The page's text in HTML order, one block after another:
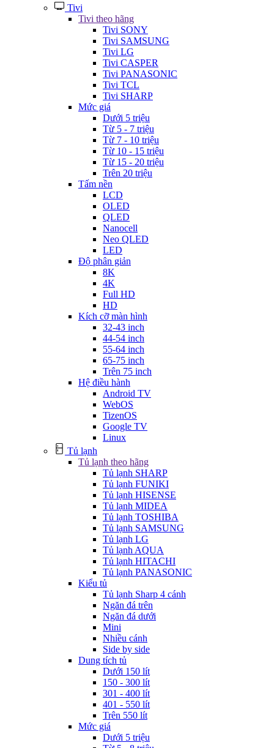
Tivi
Tivi theo hãng
Tivi SONY
Tivi SAMSUNG
Tivi LG
Tivi CASPER
Tivi PANASONIC
Tivi TCL
Tivi SHARP
Mức giá
Dưới 5 triệu
Từ 5 - 7 triệu
Từ 7 - 10 triệu
Từ 10 - 15 triệu
Từ 15 - 20 triệu
Trên 20 triệu
Tấm nền
LCD
OLED
QLED
Nanocell
Neo QLED
LED
Độ phân giản
8K
4K
Full HD
HD
Kích cỡ màn hình
32-43 inch
44-54 inch
55-64 inch
65-75 inch
Trên 75 inch
Hệ điều hành
Android TV
WebOS
TizenOS
Google TV
Linux
Tủ lạnh
Tủ lạnh theo hãng
Tủ lạnh SHARP
Tủ lạnh FUNIKI
Tủ lạnh HISENSE
Tủ lạnh MIDEA
Tủ lạnh TOSHIBA
Tủ lạnh SAMSUNG
Tủ lạnh LG
Tủ lạnh AQUA
Tủ lạnh HITACHI
Tủ lạnh PANASONIC
Kiểu tủ
Tủ lạnh Sharp 4 cánh
Ngăn đá trên
Ngăn đá dưới
Mini
Nhiều cánh
Side by side
Dung tích tủ
Dưới 150 lít
150 - 300 lít
301 - 400 lít
401 - 550 lít
Trên 550 lít
Mức giá
Dưới 5 triệu